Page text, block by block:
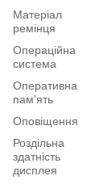
Матеріал
ремінця
Операційна
система
Оперативна
пам'ять
Оповіщення
Роздільна
здатність
дисплея